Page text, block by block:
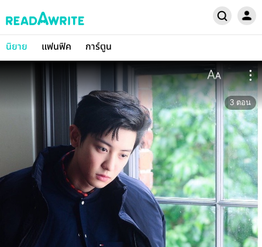
นิยาย แฟนฟิค การ์ตูน
3 ตอน